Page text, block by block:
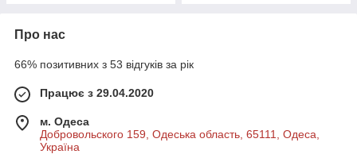
Про нас
66% позитивних з 53 відгуків за рік
Працює з 29.04.2020
м. Одеса
Добровольского 159, Одеська область, 65111, Одеса,
Україна